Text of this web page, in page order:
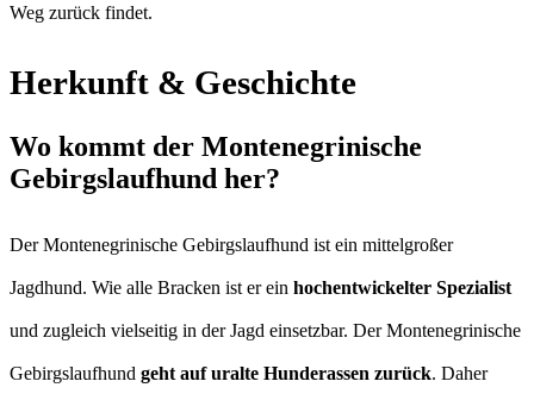
Weg zurück findet.
Herkunft & Geschichte
Wo kommt der Montenegrinische
Gebirgslaufhund her?
Der Montenegrinische Gebirgslaufhund ist ein mittelgroßer
Jagdhund. Wie alle Bracken ist er ein hochentwickelter Spezialist
und zugleich vielseitig in der Jagd einsetzbar. Der Montenegrinische
Gebirgslaufhund geht auf uralte Hunderassen zurück. Daher